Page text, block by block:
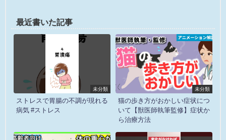
最近書いた記事
未分類
ストレスで胃腸の不調が現れる
病気 #ストレス
未分類
猫の歩き方がおかしい症状につ
いて【獣医師執筆監修】症状か
ら治療方法